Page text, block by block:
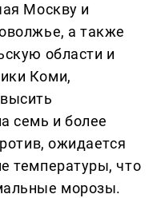
Москву и
а также
области и
Коми,
семь и более
ожидается
температуры, что
морозы.